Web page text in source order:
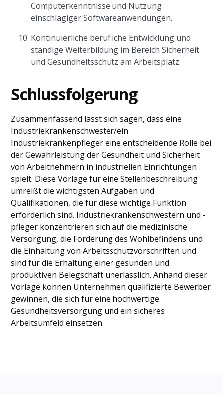
Computerkenntnisse und Nutzung
einschlägiger Softwareanwendungen.
Kontinuierliche berufliche Entwicklung und
ständige Weiterbildung im Bereich Sicherheit
und Gesundheitsschutz am Arbeitsplatz.
Schlussfolgerung
Zusammenfassend lässt sich sagen, dass eine
Industriekrankenschwester/ein
Industriekrankenpfleger eine entscheidende Rolle bei
der Gewährleistung der Gesundheit und Sicherheit
von Arbeitnehmern in industriellen Einrichtungen
spielt. Diese Vorlage für eine Stellenbeschreibung
umreißt die wichtigsten Aufgaben und
Qualifikationen, die für diese wichtige Funktion
erforderlich sind. Industriekrankenschwestern und -
pfleger konzentrieren sich auf die medizinische
Versorgung, die Förderung des Wohlbefindens und
die Einhaltung von Arbeitsschutzvorschriften und
sind für die Erhaltung einer gesunden und
produktiven Belegschaft unerlässlich. Anhand dieser
Vorlage können Unternehmen qualifizierte Bewerber
gewinnen, die sich für eine hochwertige
Gesundheitsversorgung und ein sicheres
Arbeitsumfeld einsetzen.